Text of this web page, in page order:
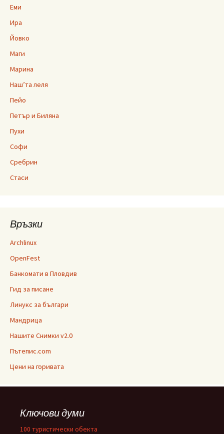
Еми
Ира
Йовко
Маги
Марина
Наш’та леля
Пейо
Петър и Биляна
Пухи
Софи
Сребрин
Стаси
Връзки
Archlinux
OpenFest
Банкомати в Пловдив
Гид за писане
Линукс за българи
Мандрица
Нашите Снимки v2.0
Пътепис.com
Цени на горивата
Ключови думи
100 туристически обекта